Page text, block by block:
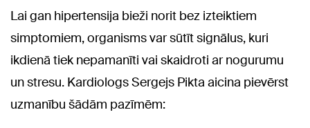
Lai gan hipertensija bieži norit bez izteiktiem
simptomiem, organisms var sūtīt signālus, kuri
ikdienā tiek nepamanīti vai skaidroti ar nogurumu
un stresu. Kardiologs Sergejs Pikta aicina pievērst
uzmanību šādām pazīmēm: